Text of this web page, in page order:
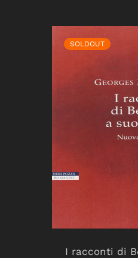
SOLDOUT
I racconti di